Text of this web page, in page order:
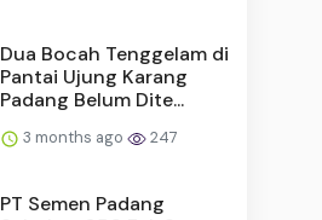
Dua Bocah Tenggelam di
Pantai Ujung Karang
Padang Belum Dite...
3 months ago 247
PT Semen Padang